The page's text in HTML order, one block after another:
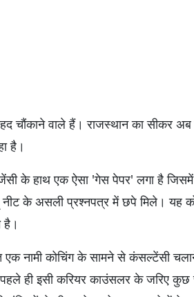
चौंकाने वाले हैं। राजस्थान का सीकर
है।
के हाथ एक ऐसा 'गेस पेपर' लगा है
के असली प्रश्नपत्र में छपे मिले। यह
है।
नामी कोचिंग के सामने से कंसल्टेंसी
ही इसी करियर काउंसलर के जरिए कुछ